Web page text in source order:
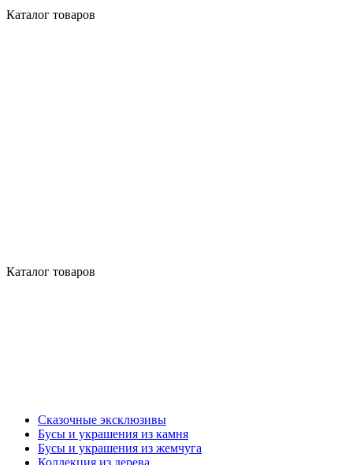
Каталог товаров
Каталог товаров
Сказочные эксклюзивы
Бусы и украшения из камня
Бусы и украшения из жемчуга
Коллекция из дерева